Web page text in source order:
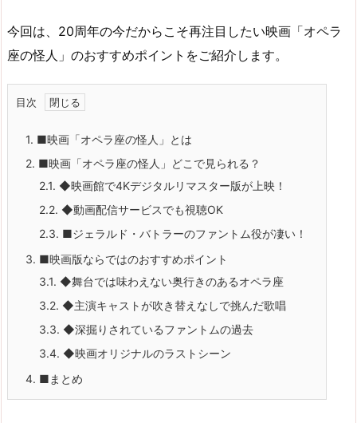
今回は、20周年の今だからこそ再注目したい映画「オペラ
座の怪人」のおすすめポイントをご紹介します。
目次
1. ■映画「オペラ座の怪人」とは
2. ■映画「オペラ座の怪人」どこで見られる？
2.1. ◆映画館で4Kデジタルリマスター版が上映！
2.2. ◆動画配信サービスでも視聴OK
2.3. ■ジェラルド・バトラーのファントム役が凄い！
3. ■映画版ならではのおすすめポイント
3.1. ◆舞台では味わえない奥行きのあるオペラ座
3.2. ◆主演キャストが吹き替えなしで挑んだ歌唱
3.3. ◆深掘りされているファントムの過去
3.4. ◆映画オリジナルのラストシーン
4. ■まとめ